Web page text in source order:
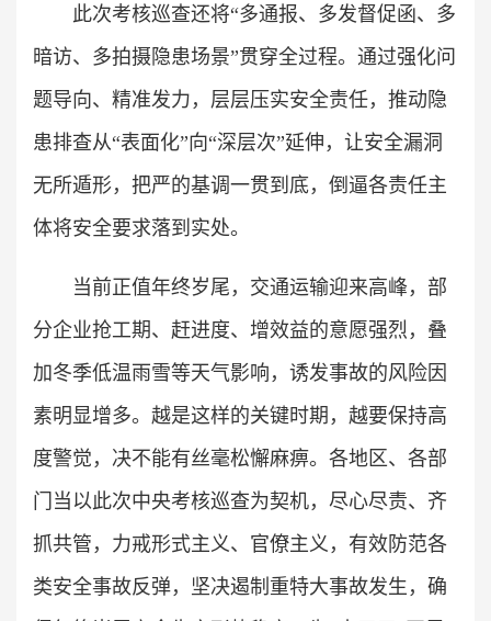
此次考核巡查还将“多通报、多发督促函、多
暗访、多拍摄隐患场景”贯穿全过程。通过强化问
题导向、精准发力，层层压实安全责任，推动隐
患排查从“表面化”向“深层次”延伸，让安全漏洞
无所遁形，把严的基调一贯到底，倒逼各责任主
体将安全要求落到实处。
当前正值年终岁尾，交通运输迎来高峰，部
分企业抢工期、赶进度、增效益的意愿强烈，叠
加冬季低温雨雪等天气影响，诱发事故的风险因
素明显增多。越是这样的关键时期，越要保持高
度警觉，决不能有丝毫松懈麻痹。各地区、各部
门当以此次中央考核巡查为契机，尽心尽责、齐
抓共管，力戒形式主义、官僚主义，有效防范各
类安全事故反弹，坚决遏制重特大事故发生，确